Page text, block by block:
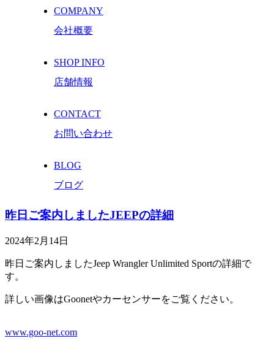
COMPANY
会社概要
SHOP INFO
店舗情報
CONTACT
お問い合わせ
BLOG
ブログ
昨日ご案内しましたJEEPの詳細
2024年2月14日
昨日ご案内しましたJeep Wrangler Unlimited Sportの詳細で
す。
詳しい画像はGoonetやカーセンサーをご覧ください。
www.goo-net.com